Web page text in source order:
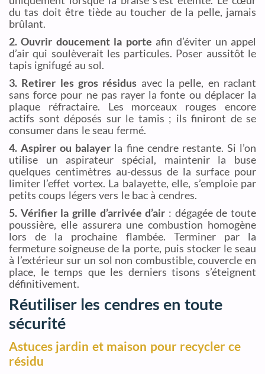
du tas doit être tiède au toucher de la pelle, jamais
brûlant.
2. Ouvrir doucement la porte afin d’éviter un appel
d’air qui soulèverait les particules. Poser aussitôt le
tapis ignifugé au sol.
3. Retirer les gros résidus avec la pelle, en raclant
sans force pour ne pas rayer la fonte ou déplacer la
plaque réfractaire. Les morceaux rouges encore
actifs sont déposés sur le tamis ; ils finiront de se
consumer dans le seau fermé.
4. Aspirer ou balayer la fine cendre restante. Si l’on
utilise un aspirateur spécial, maintenir la buse
quelques centimètres au-dessus de la surface pour
limiter l’effet vortex. La balayette, elle, s’emploie par
petits coups légers vers le bac à cendres.
5. Vérifier la grille d’arrivée d’air : dégagée de toute
poussière, elle assurera une combustion homogène
lors de la prochaine flambée. Terminer par la
fermeture soigneuse de la porte, puis stocker le seau
à l’extérieur sur un sol non combustible, couvercle en
place, le temps que les derniers tisons s’éteignent
définitivement.
Réutiliser les cendres en toute
sécurité
Astuces jardin et maison pour recycler ce
résidu